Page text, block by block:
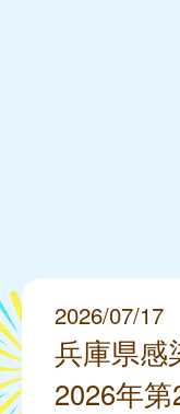
2026/07/17
兵庫県感
2026年第